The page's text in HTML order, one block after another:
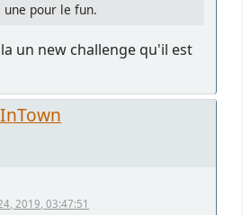
pour le fun.
un new challenge qu'il est
2019, 03:47:51